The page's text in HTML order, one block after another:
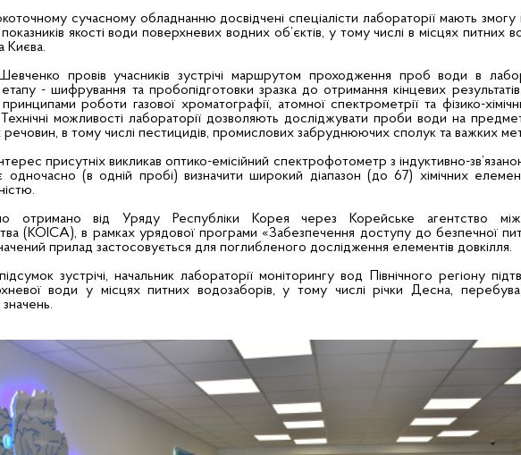
сучасному обладнанню досвідчені спеціалісти лабораторії мають змогу
якості води поверхневих водних об’єктів, у тому числі в місцях питних
Києва.
провів учасників зустрічі маршрутом проходження проб води в
- шифрування та пробопідготовки зразка до отримання кінцевих
роботи газової хроматографії, атомної спектрометрії та фізико-
можливості лабораторії дозволяють досліджувати проби води на
в тому числі пестицидів, промислових забруднюючих сполук та важких
присутніх викликав оптико-емісійний спектрофотометр з індуктивно-
(в одній пробі) визначити широкий діапазон (до 67) хімічних
отримано від Уряду Республіки Корея через Корейське агентство
(КОІСА), в рамках урядової програми «Забезпечення доступу до безпечної
прилад застосовується для поглибленого дослідження елементів довкілля.
зустрічі, начальник лабораторії моніторингу вод Північного регіону
води у місцях питних водозаборів, у тому числі річки Десна,